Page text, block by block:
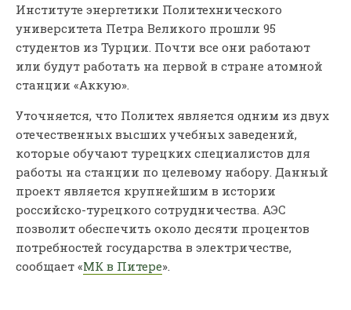
Институте энергетики Политехнического
университета Петра Великого прошли 95
студентов из Турции. Почти все они работают
или будут работать на первой в стране атомной
станции «Аккую».
Уточняется, что Политех является одним из двух
отечественных высших учебных заведений,
которые обучают турецких специалистов для
работы на станции по целевому набору. Данный
проект является крупнейшим в истории
российско-турецкого сотрудничества. АЭС
позволит обеспечить около десяти процентов
потребностей государства в электричестве,
сообщает «МК в Питере».